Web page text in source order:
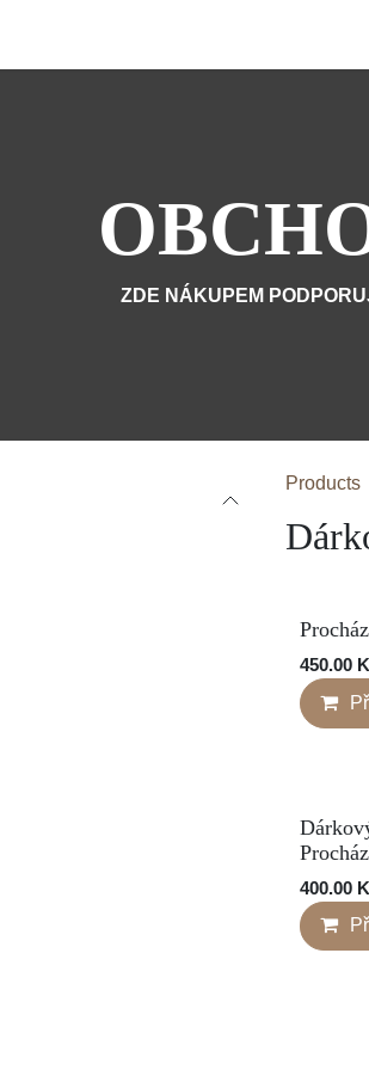
ZDE NÁKUPEM
Products
450.00
Sale
kozou
400.00